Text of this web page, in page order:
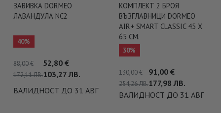
ЗАВИВКА DORMEO
ЛАВАНДУЛА NC2
40%
52,80 €
103,27 ЛВ.
88,00€
172,11ЛВ.
ВАЛИДНОСТ ДО 31 АВГ
КОМПЛЕКТ 2 БРОЯ
ВЪЗГЛАВНИЦИ DORMEO
AIR+ SMART CLASSIC 45 X
65 СМ.
30%
91,00 €
177,98 ЛВ.
130,00€
254,26ЛВ.
ВАЛИДНОСТ ДО 31 АВГ